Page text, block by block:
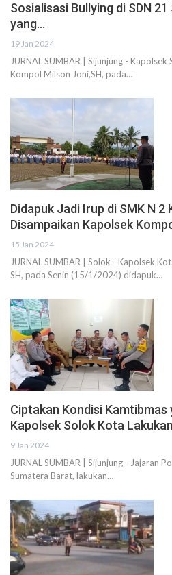
Sosialisasi Bullying di SDN
yang…
19 Jan 2024
JURNAL SUMBAR | Sijunjung -
Kompol Milson Joni,SH, pada…
Didapuk Jadi Irup di SMK N
Disampaikan Kapolsek
15 Jan 2024
JURNAL SUMBAR | Solok - Kapolsek
SH, pada Senin (15/1/2024) didapuk…
Ciptakan Kondisi Kamtibmas
Kapolsek Solok Kota
9 Jan 2024
JURNAL SUMBAR | Sijunjung - Jajaran
Sumatera Barat, lakukan…